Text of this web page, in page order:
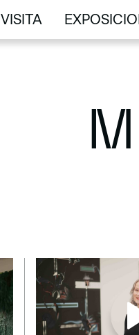
VISITA
VISITA